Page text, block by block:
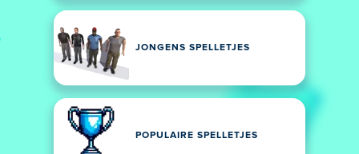
JONGENS SPELLETJES
POPULAIRE SPELLETJES